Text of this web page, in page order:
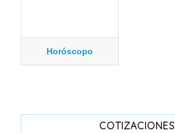
Horóscopo
COTIZACIONES